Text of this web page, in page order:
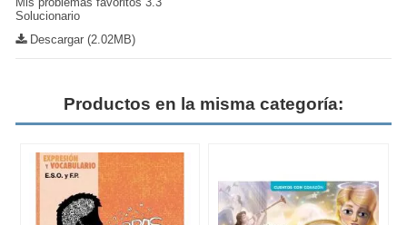
Solucionario
Descargar (2.02MB)
Productos en la misma categoría: